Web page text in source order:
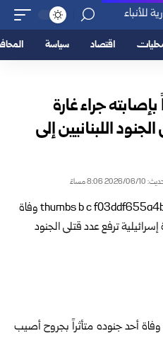
اقتصاد سياسة
جراء غارة
اللبنانيين إلى
10 8:06 مساءً
وفاة أحد جنوده متأثراً بجروح أصيب